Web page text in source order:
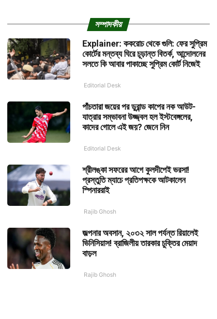
সম্পাদকীয়
Explainer: ককরোচ থেকে গুলি: ফের সুপ্রিম
কোর্টের মন্তব্য ঘিরে চূড়ান্ত বিতর্ক, আন্দোলনের
সলতে কি আবার পাকাচ্ছে সুপ্রিম কোর্ট নিজেই
Editorial Desk
পাঁচতারা জয়ের পর ডুরান্ড কাপের নক আউট-
যাত্রার সম্ভাবনা উজ্জ্বল হল ইস্টবেঙ্গলের,
কাদের গোলে এই জয়? জেনে নিন
Editorial Desk
শ্রীলঙ্কা সফরের আগে কুলদীপেই ভরসা!
প্রস্তুতি ম্যাচে প্রতিপক্ষকে আটকালেন
স্পিনাররাই
Rajib Ghosh
জল্পনার অবসান, ২০৩২ সাল পর্যন্ত রিয়ালেই
ভিনিসিয়াস! ব্রাজিলীয় তারকার চুক্তির মেয়াদ
বাড়ল
Rajib Ghosh